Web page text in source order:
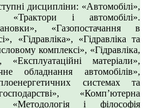
дисципліни: «Автомобілі»,
«Трактори і автомобілі».
«Газопостачання в
«Гідравліка», «Гідравліка та
комплексі», «Гідравліка,
матеріали»,
обладнання автомобілів»,
системах та
«Комп’ютерна
«Методологія і філософія